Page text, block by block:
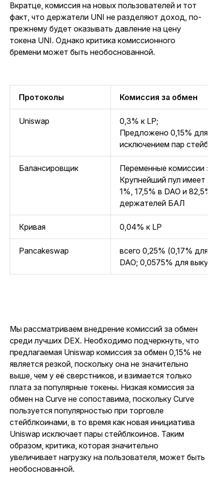
Вкратце, комиссия на новых пользователей и тот
факт, что держатели UNI не разделяют доход, по-
прежнему будет оказывать давление на цену
токена UNI. Однако критика комиссионного
бремени может быть необоснованной.
Протоколы Комиссия за обмен
Uniswap
0,3% к LP;
Предложено 0,15% для
исключением пар
Балансировщик
Переменные комиссии
Крупнейший пул имеет
1%, 17,5% в DAO и 82,5%
держателей БАЛ
Кривая 0,04% к LP
Pancakeswap
всего 0,25% (0,17% для
DAO; 0,0575% для
Мы рассматриваем внедрение комиссий за обмен
среди лучших DEX. Необходимо подчеркнуть, что
предлагаемая Uniswap комиссия за обмен 0,15% не
является резкой, поскольку она не значительно
выше, чем у её сверстников, и взимается только
плата за популярные токены. Низкая комиссия за
обмен на Curve не сопоставима, поскольку Curve
пользуется популярностью при торговле
стейблкоинами, в то время как новая инициатива
Uniswap исключает пары стейблкоинов. Таким
образом, критика, которая значительно
увеличивает нагрузку на пользователя, может быть
необоснованной.